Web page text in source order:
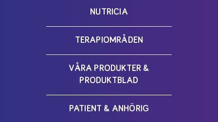
NUTRICIA
TERAPIOMRÅDEN
VÅRA PRODUKTER &
PRODUKTBLAD
PATIENT & ANHÖRIG